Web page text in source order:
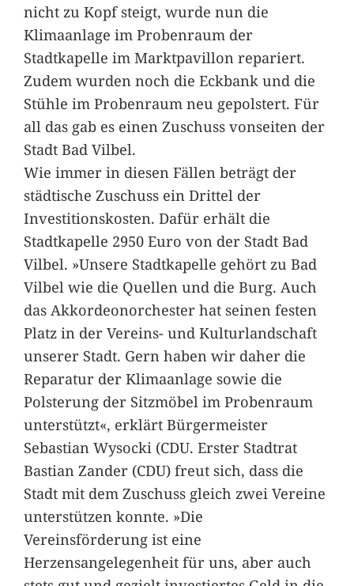
nicht zu Kopf steigt, wurde nun die
Klimaanlage im Probenraum der
Stadtkapelle im Marktpavillon repariert.
Zudem wurden noch die Eckbank und die
Stühle im Probenraum neu gepolstert. Für
all das gab es einen Zuschuss vonseiten der
Stadt Bad Vilbel.
Wie immer in diesen Fällen beträgt der
städtische Zuschuss ein Drittel der
Investitionskosten. Dafür erhält die
Stadtkapelle 2950 Euro von der Stadt Bad
Vilbel. »Unsere Stadtkapelle gehört zu Bad
Vilbel wie die Quellen und die Burg. Auch
das Akkordeonorchester hat seinen festen
Platz in der Vereins- und Kulturlandschaft
unserer Stadt. Gern haben wir daher die
Reparatur der Klimaanlage sowie die
Polsterung der Sitzmöbel im Probenraum
unterstützt«, erklärt Bürgermeister
Sebastian Wysocki (CDU. Erster Stadtrat
Bastian Zander (CDU) freut sich, dass die
Stadt mit dem Zuschuss gleich zwei Vereine
unterstützen konnte. »Die
Vereinsförderung ist eine
Herzensangelegenheit für uns, aber auch